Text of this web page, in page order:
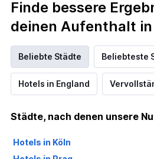
Finde bessere
deinen Aufenthalt
Beliebte Städte Beliebteste
Hotels in England
Städte, nach denen unsere
Hotels in Köln